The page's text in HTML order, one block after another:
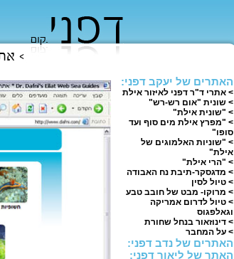
האתרים של יעקב דפני:
> אתרי ד"ר דפני לאיזור אילת
> שונית "אום רש-רש"
> "שונית אילת"
> "מפרץ אילת מים סוף ועד
סופו"
> "שוניות האלמוגים של
אילת"
> "הרי אילת"
> מדגסקר-תיבת נח האבודה
> טיול לסין
> מרוקו- מבט של חובב טבע
> טיול לדרום אמריקה
וגאלפגוס
> דינוזאור בנחל שחורת
> על המחבר
האתרים של נדב דפני:
האתר של ליאור דפני: